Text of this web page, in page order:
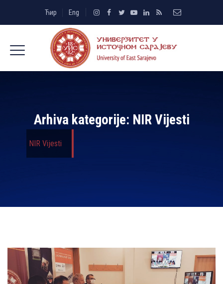
Ћир Eng
Arhiva kategorije: NIR Vijesti
NIR Vijesti